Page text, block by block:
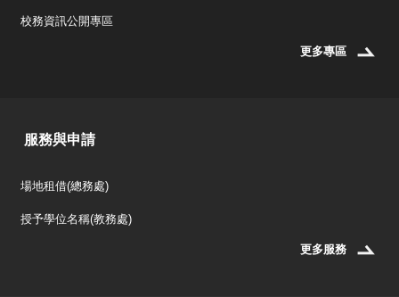
校務資訊公開專區
更多專區
服務與申請
場地租借(總務處)
授予學位名稱(教務處)
更多服務